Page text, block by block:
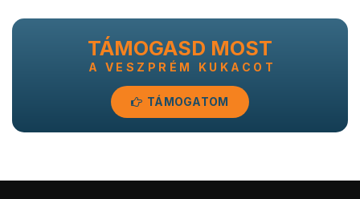
TÁMOGASD MOST
A VESZPRÉM KUKACOT
TÁMOGATOM